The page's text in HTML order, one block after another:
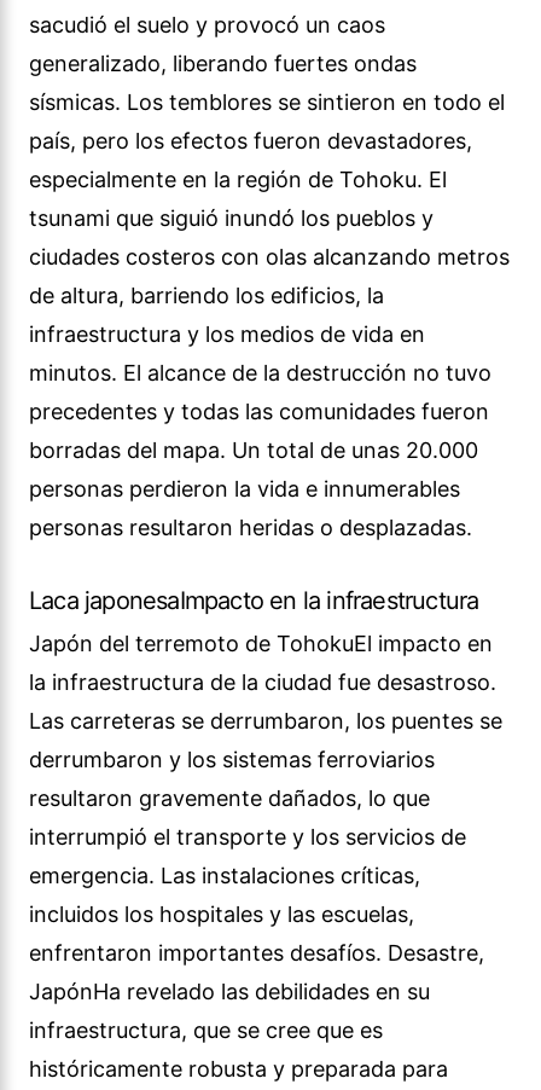
sacudió el suelo y provocó un caos
generalizado, liberando fuertes ondas
sísmicas. Los temblores se sintieron en todo el
país, pero los efectos fueron devastadores,
especialmente en la región de Tohoku. El
tsunami que siguió inundó los pueblos y
ciudades costeros con olas alcanzando metros
de altura, barriendo los edificios, la
infraestructura y los medios de vida en
minutos. El alcance de la destrucción no tuvo
precedentes y todas las comunidades fueron
borradas del mapa. Un total de unas 20.000
personas perdieron la vida e innumerables
personas resultaron heridas o desplazadas.
Laca japonesaImpacto en la infraestructura
Japón del terremoto de TohokuEl impacto en
la infraestructura de la ciudad fue desastroso.
Las carreteras se derrumbaron, los puentes se
derrumbaron y los sistemas ferroviarios
resultaron gravemente dañados, lo que
interrumpió el transporte y los servicios de
emergencia. Las instalaciones críticas,
incluidos los hospitales y las escuelas,
enfrentaron importantes desafíos. Desastre,
JapónHa revelado las debilidades en su
infraestructura, que se cree que es
históricamente robusta y preparada para